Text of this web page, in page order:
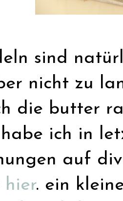
sind
nicht zu
die butter
ich in
auf
hier. ein